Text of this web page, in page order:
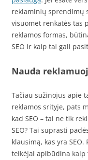
reklaminių sprendimų
visuomet renkatės tas
reklamos formas,
SEO ir kaip tai gali
Nauda
Tačiau sužinojus apie
reklamos srityje, pats
kad SEO – tai ne tik
SEO? Tai suprasti
klausimą, kas yra SEO.
teikėjai apibūdina kaip